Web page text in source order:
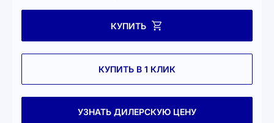
КУПИТЬ
КУПИТЬ В 1 КЛИК
УЗНАТЬ ДИЛЕРСКУЮ ЦЕНУ